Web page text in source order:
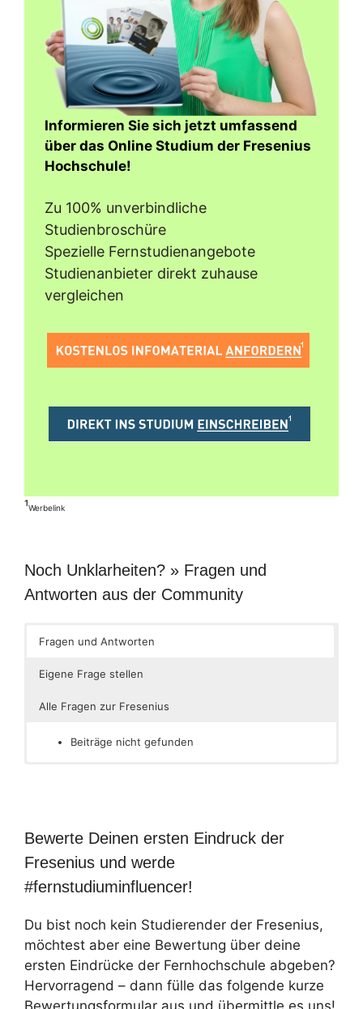
Informieren Sie sich jetzt umfassend
über das Online Studium der Fresenius
Hochschule!
Zu 100% unverbindliche
Studienbroschüre
Spezielle Fernstudienangebote
Studienanbieter direkt zuhause
vergleichen
¹Werbelink
Noch Unklarheiten? » Fragen und
Antworten aus der Community
Fragen und Antworten
Eigene Frage stellen
Alle Fragen zur Fresenius
Beiträge nicht gefunden
Bewerte Deinen ersten Eindruck der
Fresenius und werde
#fernstudiuminfluencer!
Du bist noch kein Studierender der Fresenius,
möchtest aber eine Bewertung über deine
ersten Eindrücke der Fernhochschule abgeben?
Hervorragend – dann fülle das folgende kurze
Bewertungsformular aus und übermittle es uns!